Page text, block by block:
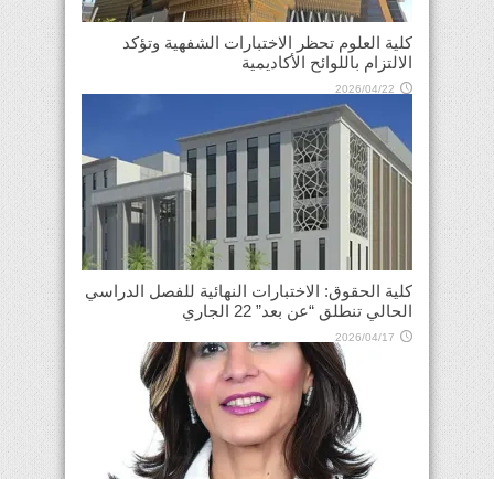
كلية العلوم تحظر الاختبارات الشفهية وتؤكد
الالتزام باللوائح الأكاديمية
2026/04/22
كلية الحقوق: الاختبارات النهائية للفصل الدراسي
الحالي تنطلق “عن بعد” 22 الجاري
2026/04/17